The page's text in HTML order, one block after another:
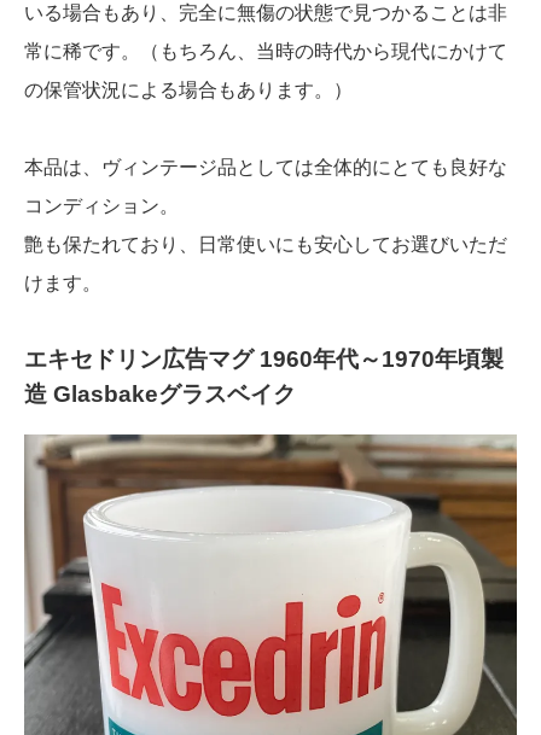
いる場合もあり、完全に無傷の状態で見つかることは非
常に稀です。（もちろん、当時の時代から現代にかけて
の保管状況による場合もあります。）
本品は、ヴィンテージ品としては全体的にとても良好な
コンディション。
艶も保たれており、日常使いにも安心してお選びいただ
けます。
エキセドリン広告マグ 1960年代～1970年頃製
造 Glasbakeグラスベイク